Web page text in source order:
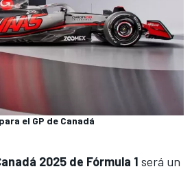
el GP de Canadá
2025 de Fórmula 1 será un